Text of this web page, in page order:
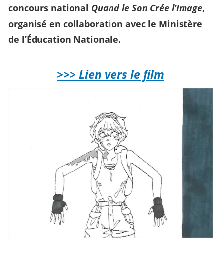
concours national Quand le Son Crée l’Image,
organisé en collaboration avec le Ministère
de l’Éducation Nationale.
>>> Lien vers le film